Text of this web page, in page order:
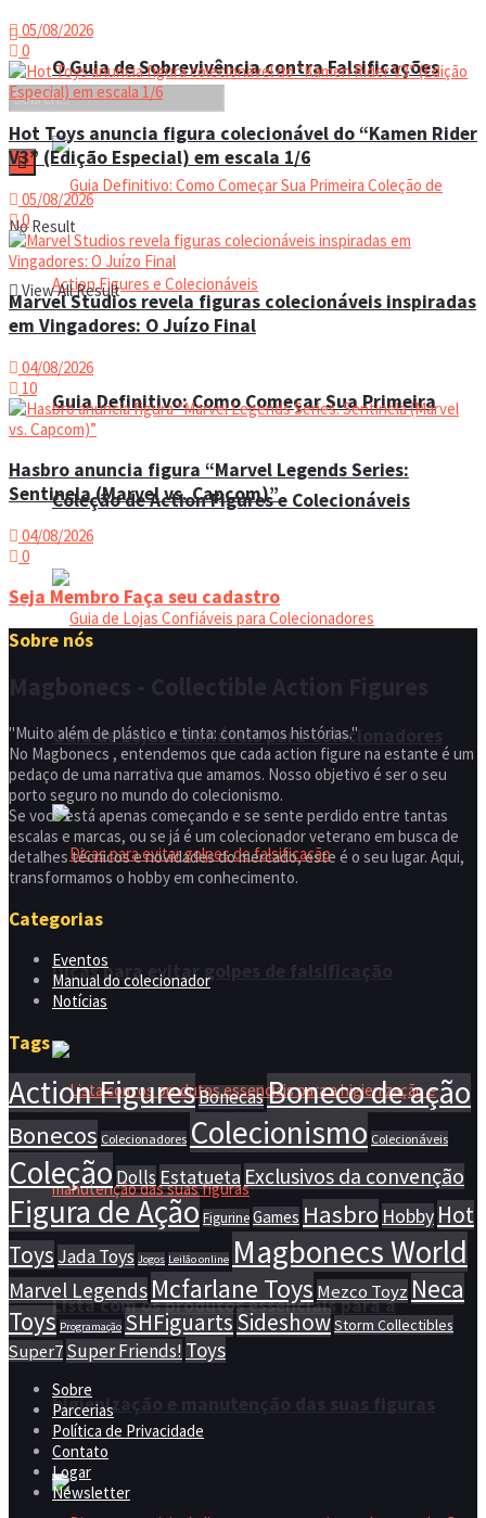
O Guia de Sobrevivência contra Falsificações
Guia Definitivo: Como Começar Sua Primeira
Coleção de Action Figures e Colecionáveis
Guia de Lojas Confiáveis para Colecionadores
Dicas para evitar golpes de falsificação
Lista com os produtos essenciais para a
higienização e manutenção das suas figuras
No Result
View All Result
05/08/2026
0
Hot Toys anuncia figura colecionável do “Kamen Rider
V3” (Edição Especial) em escala 1/6
05/08/2026
0
Marvel Studios revela figuras colecionáveis inspiradas
em Vingadores: O Juízo Final
04/08/2026
10
Hasbro anuncia figura “Marvel Legends Series:
Sentinela (Marvel vs. Capcom)”
04/08/2026
0
Seja Membro Faça seu cadastro
Sobre nós
"Muito além de plástico e tinta: contamos histórias."
No Magbonecs , entendemos que cada action figure na estante é um
pedaço de uma narrativa que amamos. Nosso objetivo é ser o seu
porto seguro no mundo do colecionismo.
Se você está apenas começando e se sente perdido entre tantas
escalas e marcas, ou se já é um colecionador veterano em busca de
detalhes técnicos e novidades do mercado, este é o seu lugar. Aqui,
transformamos o hobby em conhecimento.
Categorias
Eventos
Manual do colecionador
Notícias
Tags
Action FiguresBonecasBoneco de ação
Bonecos Colecionadores Colecionismo Colecionáveis
Coleção Dolls Estatueta Exclusivos da convenção
Figura de Ação FigurineGames Hasbro Hobby Hot
Toys Jada Toys Jogos Leilão online Magbonecs World
Marvel Legends Mcfarlane Toys Mezco Toyz Neca
Toys Programação SHFiguartsSideshowStorm Collectibles
Super7 Super Friends! Toys
Sobre
Parcerias
Política de Privacidade
Contato
Logar
Newsletter